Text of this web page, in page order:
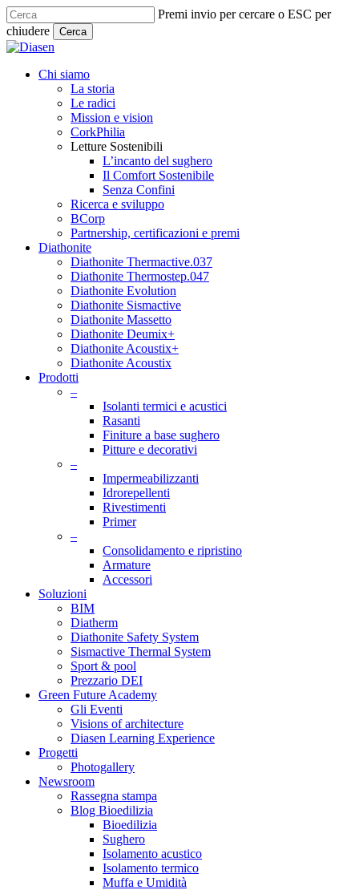
Skip
to
main
content
Premi invio per cercare o ESC per
chiudere
Cerca
Close
search
Menu
Chi siamo
La storia
Le radici
Mission e vision
CorkPhilia
Letture Sostenibili
L’incanto del sughero
Il Comfort Sostenibile
Senza Confini
Ricerca e sviluppo
BCorp
Partnership, certificazioni e premi
Diathonite
Diathonite Thermactive.037
Diathonite Thermostep.047
Diathonite Evolution
Diathonite Sismactive
Diathonite Massetto
Diathonite Deumix+
Diathonite Acoustix+
Diathonite Acoustix
Prodotti
–
Isolanti termici e acustici
Rasanti
Finiture a base sughero
Pitture e decorativi
–
Impermeabilizzanti
Idrorepellenti
Rivestimenti
Primer
–
Consolidamento e ripristino
Armature
Accessori
Soluzioni
BIM
Diatherm
Diathonite Safety System
Sismactive Thermal System
Sport & pool
Prezzario DEI
Green Future Academy
Gli Eventi
Visions of architecture
Diasen Learning Experience
Progetti
Photogallery
Newsroom
Rassegna stampa
Blog Bioedilizia
Bioedilizia
Sughero
Isolamento acustico
Isolamento termico
Muffa e Umidità